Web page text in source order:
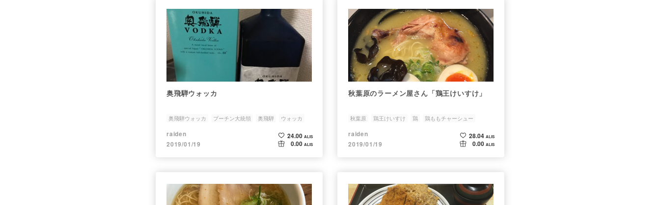
奥飛騨ウォッカ
奥飛騨ウォッカ プーチン大統領 奥飛騨
ウォッカ
VODKA
raiden
2019/01/19
24.00 ALIS
0.00 ALIS
秋葉原のラーメン屋さん「鶏王けいすけ」
秋葉原 鶏王けいすけ 鶏
鶏ももチャーシュー
ラーメン
raiden
2019/01/19
28.04 ALIS
0.00 ALIS